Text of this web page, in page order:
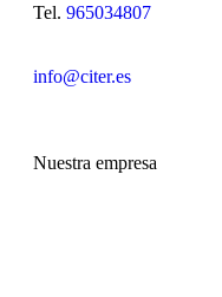
Tel. 965034807
info@citer.es
Nuestra empresa